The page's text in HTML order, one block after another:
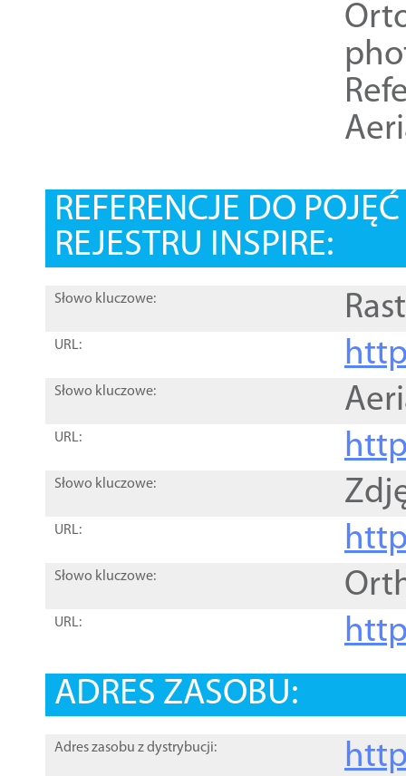
REFERENCJE DO
REJESTRU INSPIRE:
Słowo kluczowe:
URL:
Słowo kluczowe:
URL:
Słowo kluczowe:
URL:
Słowo kluczowe:
URL:
ADRES ZASOBU:
Adres zasobu z dystrybucji: